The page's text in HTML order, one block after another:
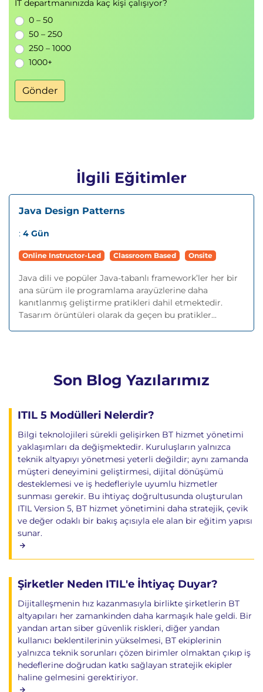
IT departmanınızda kaç kişi çalışıyor?
0 – 50
50 – 250
250 – 1000
1000+
Gönder
İlgili Eğitimler
Java Design Patterns
: 4 Gün
Online Instructor-Led Classroom Based Onsite
Java dili ve popüler Java-tabanlı framework’ler her bir
ana sürüm ile programlama arayüzlerine daha
kanıtlanmış geliştirme pratikleri dahil etmektedir.
Tasarım örüntüleri olarak da geçen bu pratikler...
Son Blog Yazılarımız
ITIL 5 Modülleri Nelerdir?
Bilgi teknolojileri sürekli gelişirken BT hizmet yönetimi
yaklaşımları da değişmektedir. Kuruluşların yalnızca
teknik altyapıyı yönetmesi yeterli değildir; aynı zamanda
müşteri deneyimini geliştirmesi, dijital dönüşümü
desteklemesi ve iş hedefleriyle uyumlu hizmetler
sunması gerekir. Bu ihtiyaç doğrultusunda oluşturulan
ITIL Version 5, BT hizmet yönetimini daha stratejik, çevik
ve değer odaklı bir bakış açısıyla ele alan bir eğitim yapısı
sunar.
Şirketler Neden ITIL'e İhtiyaç Duyar?
Dijitalleşmenin hız kazanmasıyla birlikte şirketlerin BT
altyapıları her zamankinden daha karmaşık hale geldi. Bir
yandan artan siber güvenlik riskleri, diğer yandan
kullanıcı beklentilerinin yükselmesi, BT ekiplerinin
yalnızca teknik sorunları çözen birimler olmaktan çıkıp iş
hedeflerine doğrudan katkı sağlayan stratejik ekipler
haline gelmesini gerektiriyor.